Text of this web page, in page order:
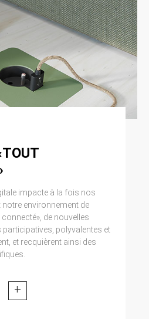
impacte à la fois nos
environnement de
connecté», de nouvelles
polyvalentes et
et recquièrent ainsi des
+